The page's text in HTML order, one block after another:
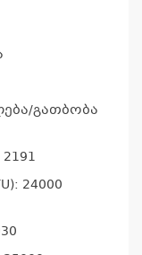
გათბობა
24000